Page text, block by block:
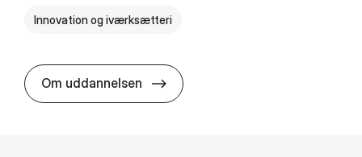
Innovation og iværksætteri
Om uddannelsen HA i pro­jekt­le­del­se